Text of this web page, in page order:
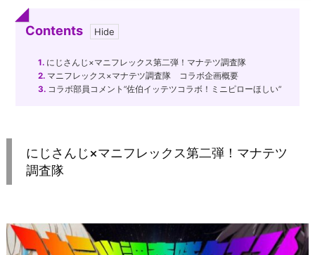
Contents
1. にじさんじ×マニフレックス第二弾！マナテツ調査隊
2. マニフレックス×マナテツ調査隊 コラボ企画概要
3. コラボ部員コメント”佐伯イッテツコラボ！ミニピローほしい”
にじさんじ×マニフレックス第二弾！マナテツ
調査隊